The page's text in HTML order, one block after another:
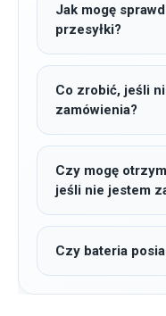
Jak mogę
przesyłki?
Co zrobić, jeśli
zamówienia?
Czy mogę
jeśli nie jestem
Czy bateria